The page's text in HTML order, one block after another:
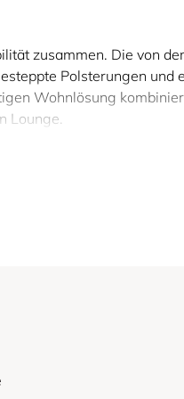
zusammen. Die von
Polsterungen und
Wohnlösung
Lounge.
auf
Wahl